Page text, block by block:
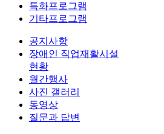
특화프로그램
기타프로그램
공지사항
장애인 직업재활시설
현황
월간행사
사진 갤러리
동영상
질문과 답변